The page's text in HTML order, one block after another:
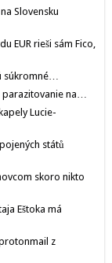
Slovensku
EUR rieši sám Fico,
súkromné…
parazitovanie na…
Lucie-
států
skoro nikto
Eštoka má
z